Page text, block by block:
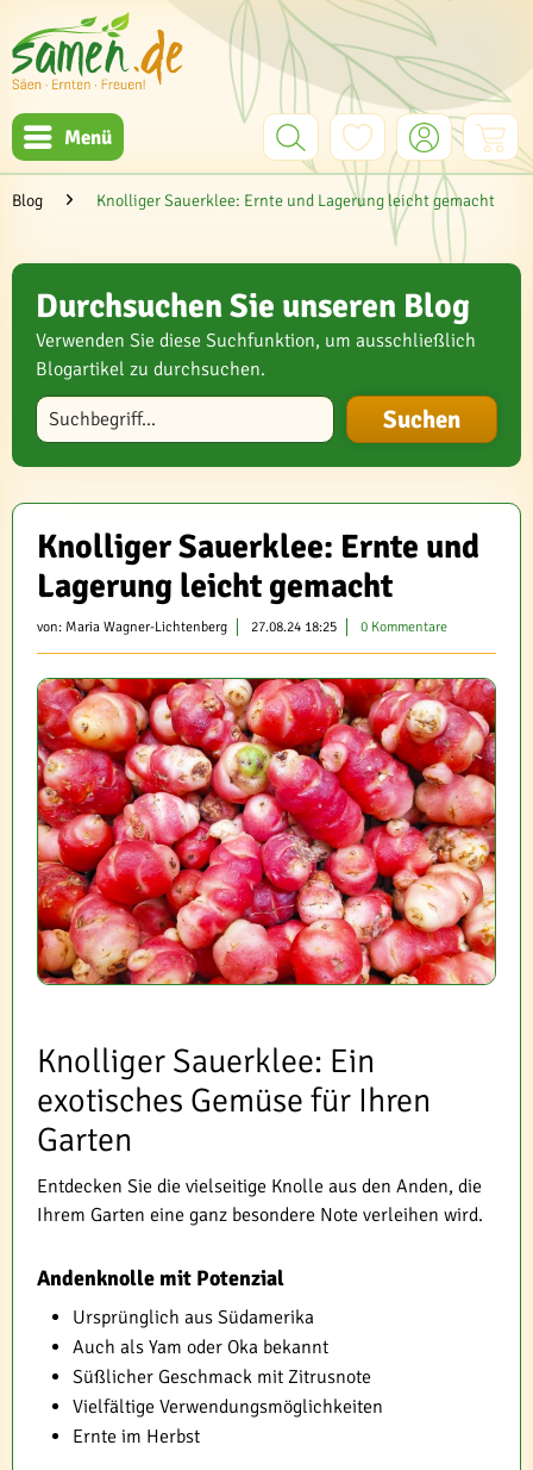
Menü
Blog Knolliger Sauerklee: Ernte und Lagerung leicht gemacht
Durchsuchen Sie unseren Blog
Verwenden Sie diese Suchfunktion, um ausschließlich
Blogartikel zu durchsuchen.
Blog durchsuchen
Knolliger Sauerklee: Ernte und
Lagerung leicht gemacht
von: Maria Wagner-Lichtenberg 27.08.24 18:25 0 Kommentare
Knolliger Sauerklee: Ein
exotisches Gemüse für Ihren
Garten
Entdecken Sie die vielseitige Knolle aus den Anden, die
Ihrem Garten eine ganz besondere Note verleihen wird.
Andenknolle mit Potenzial
Ursprünglich aus Südamerika
Auch als Yam oder Oka bekannt
Süßlicher Geschmack mit Zitrusnote
Vielfältige Verwendungsmöglichkeiten
Ernte im Herbst